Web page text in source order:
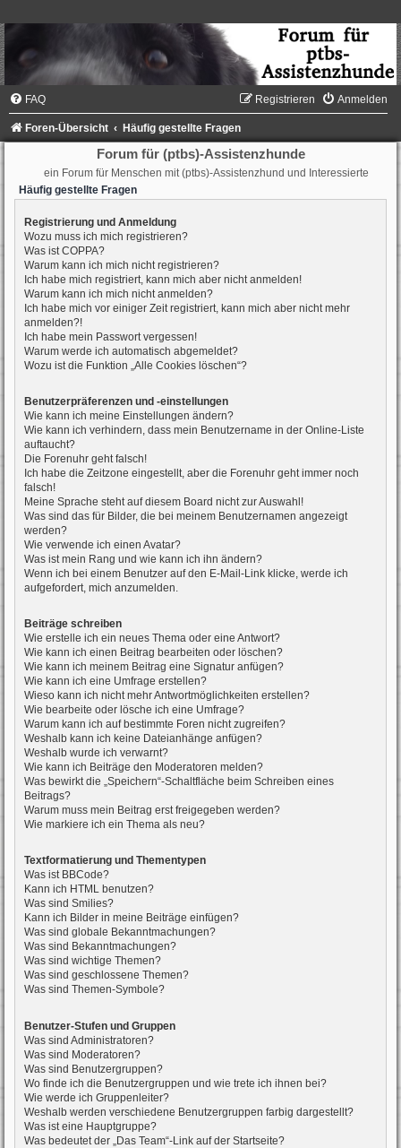
FAQ Anmelden
Registrieren
Foren-Übersicht Häufig gestellte Fragen
Forum für (ptbs)-Assistenzhunde
ein Forum für Menschen mit (ptbs)-Assistenzhund und Interessierte
Häufig gestellte Fragen
Registrierung und Anmeldung
Wozu muss ich mich registrieren?
Was ist COPPA?
Warum kann ich mich nicht registrieren?
Ich habe mich registriert, kann mich aber nicht anmelden!
Warum kann ich mich nicht anmelden?
Ich habe mich vor einiger Zeit registriert, kann mich aber nicht mehr
anmelden?!
Ich habe mein Passwort vergessen!
Warum werde ich automatisch abgemeldet?
Wozu ist die Funktion „Alle Cookies löschen“?
Benutzerpräferenzen und -einstellungen
Wie kann ich meine Einstellungen ändern?
Wie kann ich verhindern, dass mein Benutzername in der Online-Liste
auftaucht?
Die Forenuhr geht falsch!
Ich habe die Zeitzone eingestellt, aber die Forenuhr geht immer noch
falsch!
Meine Sprache steht auf diesem Board nicht zur Auswahl!
Was sind das für Bilder, die bei meinem Benutzernamen angezeigt
werden?
Wie verwende ich einen Avatar?
Was ist mein Rang und wie kann ich ihn ändern?
Wenn ich bei einem Benutzer auf den E-Mail-Link klicke, werde ich
aufgefordert, mich anzumelden.
Beiträge schreiben
Wie erstelle ich ein neues Thema oder eine Antwort?
Wie kann ich einen Beitrag bearbeiten oder löschen?
Wie kann ich meinem Beitrag eine Signatur anfügen?
Wie kann ich eine Umfrage erstellen?
Wieso kann ich nicht mehr Antwortmöglichkeiten erstellen?
Wie bearbeite oder lösche ich eine Umfrage?
Warum kann ich auf bestimmte Foren nicht zugreifen?
Weshalb kann ich keine Dateianhänge anfügen?
Weshalb wurde ich verwarnt?
Wie kann ich Beiträge den Moderatoren melden?
Was bewirkt die „Speichern“-Schaltfläche beim Schreiben eines
Beitrags?
Warum muss mein Beitrag erst freigegeben werden?
Wie markiere ich ein Thema als neu?
Textformatierung und Thementypen
Was ist BBCode?
Kann ich HTML benutzen?
Was sind Smilies?
Kann ich Bilder in meine Beiträge einfügen?
Was sind globale Bekanntmachungen?
Was sind Bekanntmachungen?
Was sind wichtige Themen?
Was sind geschlossene Themen?
Was sind Themen-Symbole?
Benutzer-Stufen und Gruppen
Was sind Administratoren?
Was sind Moderatoren?
Was sind Benutzergruppen?
Wo finde ich die Benutzergruppen und wie trete ich ihnen bei?
Wie werde ich Gruppenleiter?
Weshalb werden verschiedene Benutzergruppen farbig dargestellt?
Was ist eine Hauptgruppe?
Was bedeutet der „Das Team“-Link auf der Startseite?